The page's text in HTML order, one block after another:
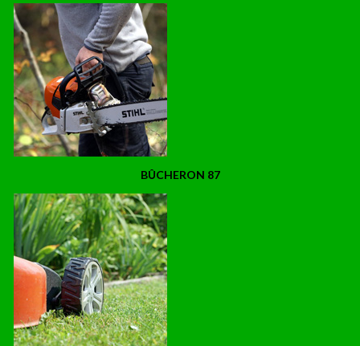
BÛCHERON 87